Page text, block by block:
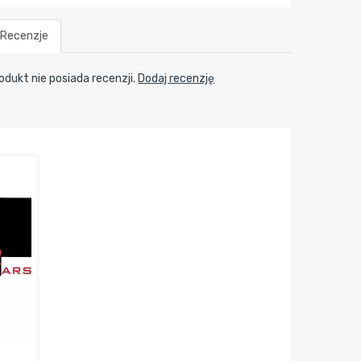
Recenzje
nie posiada recenzji. Dodaj recenzję